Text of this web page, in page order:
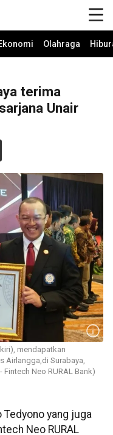
Olahraga
terima
Unair
mendapatkan
Airlangga,di Surabaya,
Neo RURAL Bank)
Tedyono yang juga
Neo RURAL